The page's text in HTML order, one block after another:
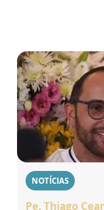
NOTÍCIAS
Pe. Thiago